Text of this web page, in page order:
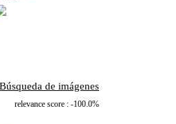
Búsqueda de imágenes
relevance score : -100.0%